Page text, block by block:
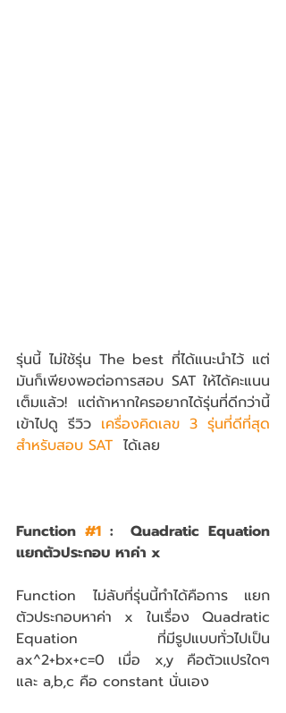
รุ่นนี้ ไม่ใช้รุ่น The best ที่ได้แนะนำไว้ แต่
มันก็เพียงพอต่อการสอบ SAT ให้ได้คะแนน
เต็มแล้ว! แต่ถ้าหากใครอยากได้รุ่นที่ดีกว่านี้
เข้าไปดู รีวิว เครื่องคิดเลข 3 รุ่นที่ดีที่สุด
สำหรับสอบ SAT
  ได้เลย
Function #1 :  Quadratic Equation
แยกตัวประกอบ หาค่า x
Function ไม่ลับที่รุ่นนี้ทำได้คือการ แยก
ตัวประกอบหาค่า x ในเรื่อง Quadratic
Equation ที่มีรูปแบบทั่วไปเป็น
ax^2+bx+c=0 เมื่อ x,y คือตัวแปรใดๆ
และ a,b,c คือ constant นั่นเอง